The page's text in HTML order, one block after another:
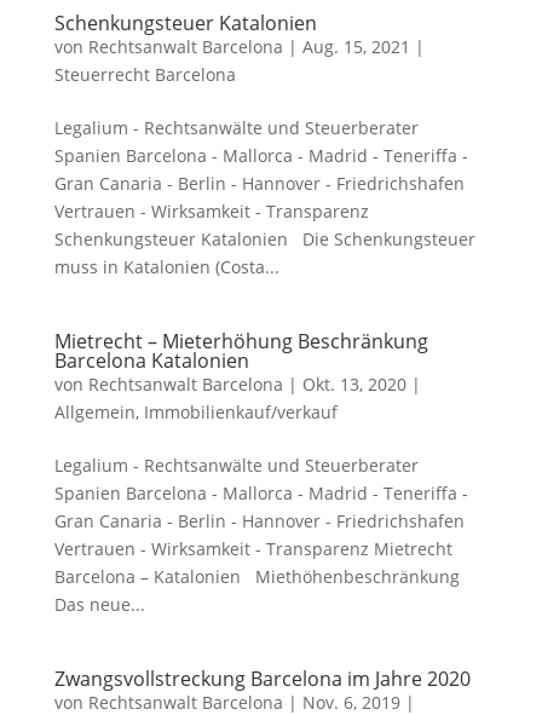
Schenkungsteuer Katalonien
von Rechtsanwalt Barcelona | Aug. 15, 2021 |
Steuerrecht Barcelona
Legalium - Rechtsanwälte und Steuerberater
Spanien Barcelona - Mallorca - Madrid - Teneriffa -
Gran Canaria - Berlin - Hannover - Friedrichshafen
Vertrauen - Wirksamkeit - Transparenz
Schenkungsteuer Katalonien Die Schenkungsteuer
muss in Katalonien (Costa...
Mietrecht – Mieterhöhung Beschränkung
Barcelona Katalonien
von Rechtsanwalt Barcelona | Okt. 13, 2020|
Allgemein, Immobilienkauf/verkauf
Legalium - Rechtsanwälte und Steuerberater
Spanien Barcelona - Mallorca - Madrid - Teneriffa -
Gran Canaria - Berlin - Hannover - Friedrichshafen
Vertrauen - Wirksamkeit - Transparenz Mietrecht
Barcelona – Katalonien Miethöhenbeschränkung
Das neue...
Zwangsvollstreckung Barcelona im Jahre 2020
von Rechtsanwalt Barcelona | Nov. 6, 2019|